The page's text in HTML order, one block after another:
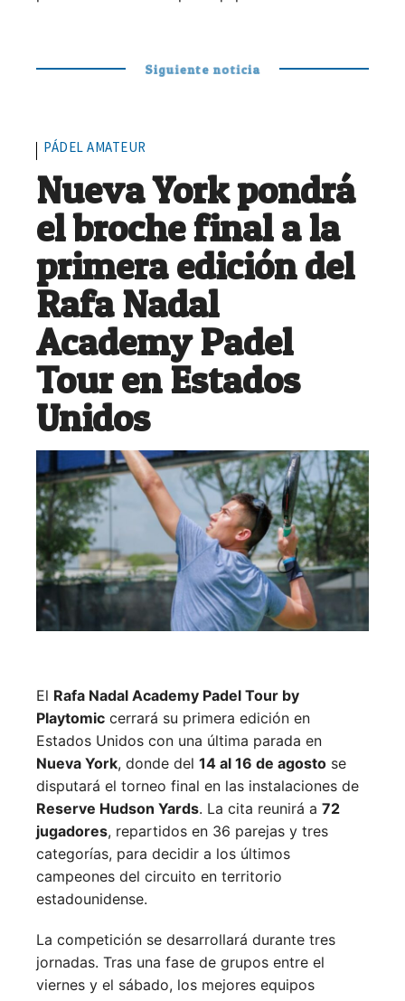
Siguiente noticia
PÁDEL AMATEUR
Nueva York pondrá
el broche final a la
primera edición del
Rafa Nadal
Academy Padel
Tour en Estados
Unidos
El Rafa Nadal Academy Padel Tour by
Playtomic cerrará su primera edición en
Estados Unidos con una última parada en
Nueva York, donde del 14 al 16 de agosto se
disputará el torneo final en las instalaciones de
Reserve Hudson Yards. La cita reunirá a 72
jugadores, repartidos en 36 parejas y tres
categorías, para decidir a los últimos
campeones del circuito en territorio
estadounidense.
La competición se desarrollará durante tres
jornadas. Tras una fase de grupos entre el
viernes y el sábado, los mejores equipos